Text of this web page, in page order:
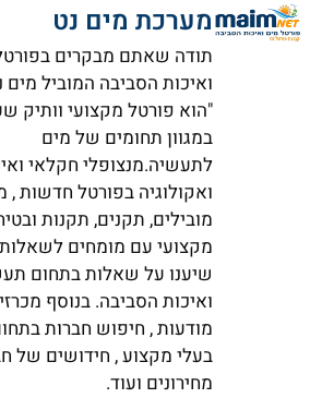
מערכת מים נט
תודה שאתם מבקרים
ואיכות הסביבה המוביל מים
"הוא פורטל מקצועי וותיק
במגוון תחומים של מים
לתעשיה.מנצופלי חקלאי
ואקולוגיה בפורטל חדשות ,
מובילים, תקנים, תקנות
מקצועי עם מומחים
שיענו על שאלות בתחום
ואיכות הסביבה. בנוסף
מודעות , חיפוש חברות
בעלי מקצוע , חידושים של
מחירונים ועוד.